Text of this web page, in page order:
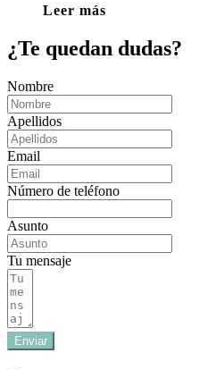
Leer más
¿Te quedan dudas?
Nombre
Apellidos
Email
Número de teléfono
Asunto
Tu mensaje
Enviar